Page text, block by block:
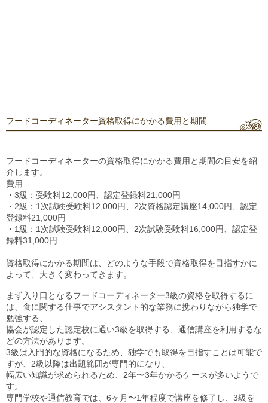
フードコーディネーター資格取得にかかる費用と期間
フードコーディネーターの資格取得にかかる費用と期間の目安を紹
介します。
費用
・3級：受験料12,000円、認定登録料21,000円
・2級：1次試験受験料12,000円、2次資格認定講座14,000円、認定
登録料21,000円
・1級：1次試験受験料12,000円、2次試験受験料16,000円、認定登
録料31,000円
資格取得にかかる期間は、どのような手段で資格取得を目指すかに
よって、大きく変わってきます。
まず入り口となるフードコーディネーター3級の資格を取得するに
は、食に関する仕事でアシスタント的な業務に携わりながら独学で
勉強する、
協会が認定した認定校に通い3級を取得する、通信講座を利用するな
どの方法があります。
3級は入門的な資格になるため、独学でも取得を目指すことは可能で
すが、2級以降は出題範囲が専門的になり、
幅広い知識が求められるため、2年〜3年かかるケースが多いようで
す。
専門学校や通信教育では、6ヶ月〜1年程度で講座を修了し、3級を